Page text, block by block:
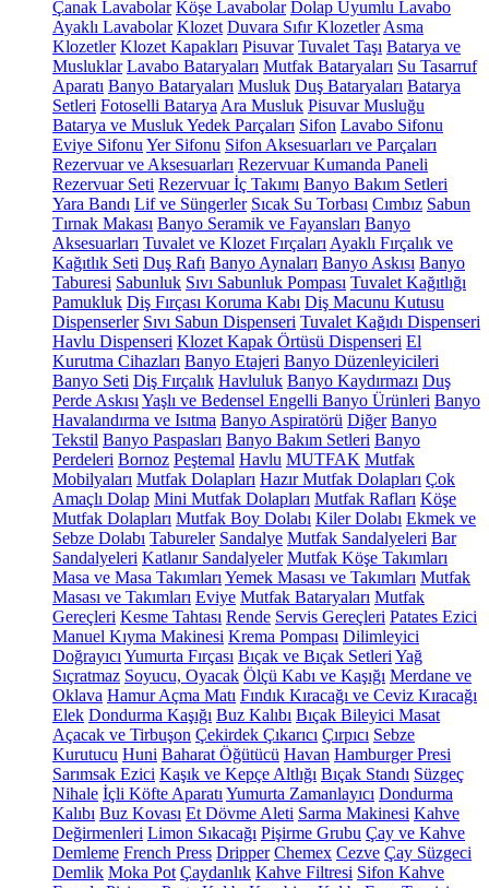
Çanak Lavabolar Köşe Lavabolar Dolap Uyumlu Lavabo
Ayaklı Lavabolar Klozet Duvara Sıfır Klozetler Asma
Klozetler Klozet Kapakları Pisuvar Tuvalet Taşı Batarya ve
Musluklar Lavabo Bataryaları Mutfak Bataryaları Su Tasarruf
Aparatı Banyo Bataryaları Musluk Duş Bataryaları Batarya
Setleri Fotoselli Batarya Ara Musluk Pisuvar Musluğu
Batarya ve Musluk Yedek Parçaları Sifon Lavabo Sifonu
Eviye Sifonu Yer Sifonu Sifon Aksesuarları ve Parçaları
Rezervuar ve Aksesuarları Rezervuar Kumanda Paneli
Rezervuar Seti Rezervuar İç Takımı Banyo Bakım Setleri
Yara Bandı Lif ve Süngerler Sıcak Su Torbası Cımbız Sabun
Tırnak Makası Banyo Seramik ve Fayansları Banyo
Aksesuarları Tuvalet ve Klozet Fırçaları Ayaklı Fırçalık ve
Kağıtlık Seti Duş Rafı Banyo Aynaları Banyo Askısı Banyo
Taburesi Sabunluk Sıvı Sabunluk Pompası Tuvalet Kağıtlığı
Pamukluk Diş Fırçası Koruma Kabı Diş Macunu Kutusu
Dispenserler Sıvı Sabun Dispenseri Tuvalet Kağıdı Dispenseri
Havlu Dispenseri Klozet Kapak Örtüsü Dispenseri El
Kurutma Cihazları Banyo Etajeri Banyo Düzenleyicileri
Banyo Seti Diş Fırçalık Havluluk Banyo Kaydırmazı Duş
Perde Askısı Yaşlı ve Bedensel Engelli Banyo Ürünleri Banyo
Havalandırma ve Isıtma Banyo Aspiratörü Diğer Banyo
Tekstil Banyo Paspasları Banyo Bakım Setleri Banyo
Perdeleri Bornoz Peştemal Havlu MUTFAK Mutfak
Mobilyaları Mutfak Dolapları Hazır Mutfak Dolapları Çok
Amaçlı Dolap Mini Mutfak Dolapları Mutfak Rafları Köşe
Mutfak Dolapları Mutfak Boy Dolabı Kiler Dolabı Ekmek ve
Sebze Dolabı Tabureler Sandalye Mutfak Sandalyeleri Bar
Sandalyeleri Katlanır Sandalyeler Mutfak Köşe Takımları
Masa ve Masa Takımları Yemek Masası ve Takımları Mutfak
Masası ve Takımları Eviye Mutfak Bataryaları Mutfak
Gereçleri Kesme Tahtası Rende Servis Gereçleri Patates Ezici
Manuel Kıyma Makinesi Krema Pompası Dilimleyici
Doğrayıcı Yumurta Fırçası Bıçak ve Bıçak Setleri Yağ
Sıçratmaz Soyucu, Oyacak Ölçü Kabı ve Kaşığı Merdane ve
Oklava Hamur Açma Matı Fındık Kıracağı ve Ceviz Kıracağı
Elek Dondurma Kaşığı Buz Kalıbı Bıçak Bileyici Masat
Açacak ve Tirbuşon Çekirdek Çıkarıcı Çırpıcı Sebze
Kurutucu Huni Baharat Öğütücü Havan Hamburger Presi
Sarımsak Ezici Kaşık ve Kepçe Altlığı Bıçak Standı Süzgeç
Nihale İçli Köfte Aparatı Yumurta Zamanlayıcı Dondurma
Kalıbı Buz Kovası Et Dövme Aleti Sarma Makinesi Kahve
Değirmenleri Limon Sıkacağı Pişirme Grubu Çay ve Kahve
Demleme French Press Dripper Chemex Cezve Çay Süzgeci
Demlik Moka Pot Çaydanlık Kahve Filtresi Sifon Kahve